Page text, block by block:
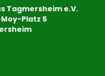
Tagmersheim e.V.
Platz 5